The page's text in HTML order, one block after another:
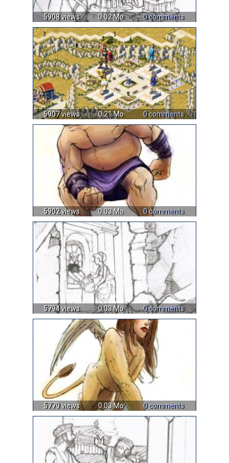
5908 views 0.02 Mo 0 comments
5907 views 0.21 Mo 0 comments
5902 views 0.03 Mo 0 comments
5794 views 0.03 Mo 0 comments
5779 views 0.03 Mo 0 comments